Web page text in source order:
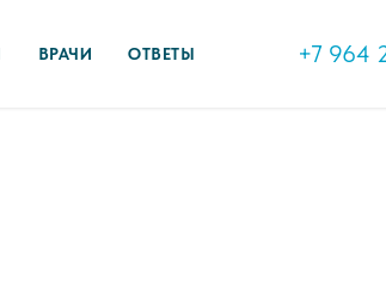
ВРАЧИ ОТВЕТЫ +7 964